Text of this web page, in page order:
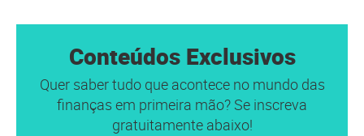
Conteúdos Exclusivos
Quer saber tudo que acontece no mundo das
finanças em primeira mão? Se inscreva
gratuitamente abaixo!